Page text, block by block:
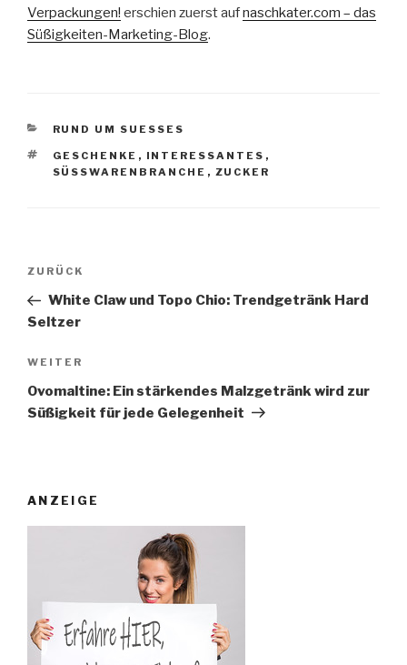
Verpackungen! erschien zuerst aufnaschkater.com – das
Süßigkeiten-Marketing-Blog.
KATEGORIEN
RUND UM SUESSES
SCHLAGWÖRTER
GESCHENKE , INTERESSANTES ,
SÜSSWARENBRANCHE
, ZUCKER
Beitragsnavigation
Vorheriger
Beitrag
ZURÜCK
White Claw und Topo Chio: Trendgetränk Hard
Seltzer
Nächster
Beitrag
WEITER
Ovomaltine: Ein stärkendes Malzgetränk wird zur
Süßigkeit für jede Gelegenheit
ANZEIGE